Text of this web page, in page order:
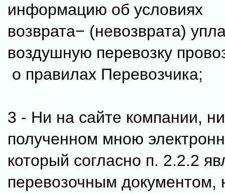
информацию об условиях
возврата− (невозврата)
воздушную перевозку
о правилах Перевозчика;
3 - Ни на сайте компании,
полученном мною
который согласно п. 2.2.2
перевозочным документом,